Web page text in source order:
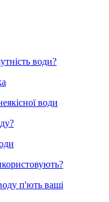
води?
води
п'ють ваші